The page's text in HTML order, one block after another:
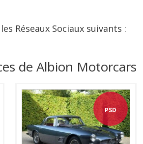
Réseaux Sociaux suivants :
de Albion Motorcars
PSD